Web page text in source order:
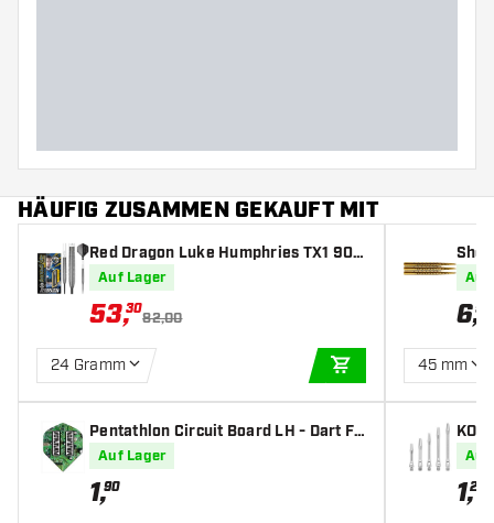
HÄUFIG ZUSAMMEN GEKAUFT MIT
Red Dragon Luke Humphries TX1 90%
- Dartpfeile
Auf Lager
53,30
82,00
24 Gramm
IN DEN
Pentathlon Circuit Board LH - Dart Fli
ghts
Auf Lager
1,90
Shot
Auf
6,95
45 mm
rt
Auf
1,20